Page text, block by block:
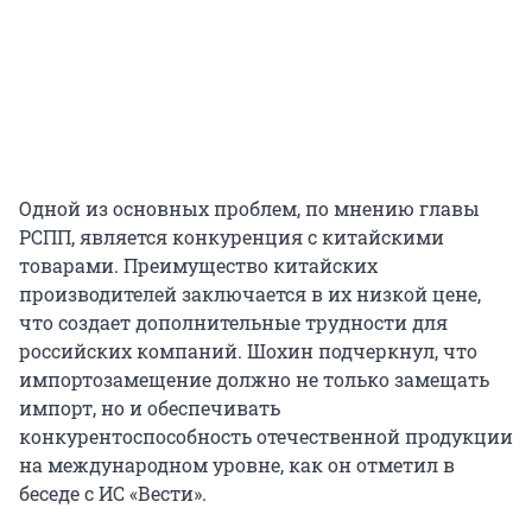
Одной из основных проблем, по мнению главы
РСПП, является конкуренция с китайскими
товарами. Преимущество китайских
производителей заключается в их низкой цене,
что создает дополнительные трудности для
российских компаний. Шохин подчеркнул, что
импортозамещение должно не только замещать
импорт, но и обеспечивать
конкурентоспособность отечественной продукции
на международном уровне, как он отметил в
беседе с ИС «Вести».